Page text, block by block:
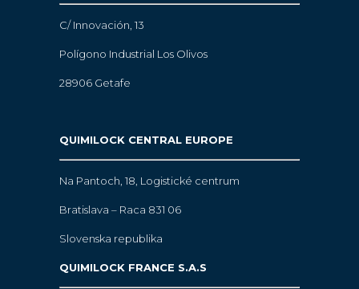
C/ Innovación, 13
Polígono Industrial Los Olivos
28906 Getafe
QUIMILOCK CENTRAL EUROPE
Na Pantoch, 18, Logistické centrum
Bratislava – Raca 831 06
Slovenska republika
QUIMILOCK FRANCE S.A.S